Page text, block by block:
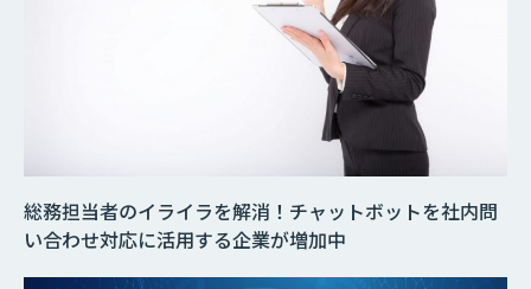
総務担当者のイライラを解消！チャットボットを社内問
い合わせ対応に活用する企業が増加中